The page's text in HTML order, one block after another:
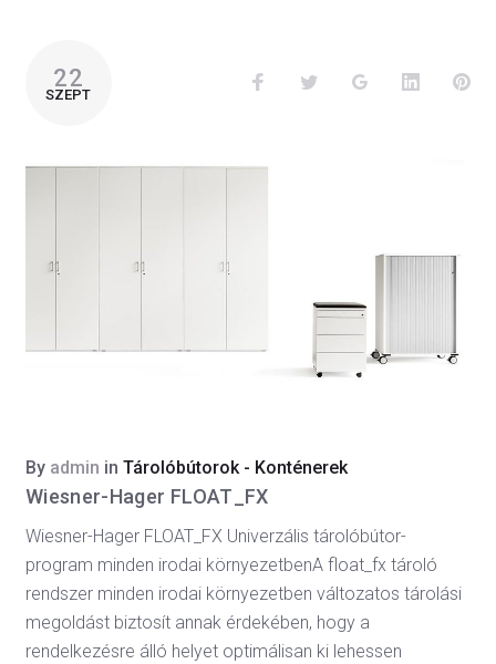
22
SZEPT
By admin in Tárolóbútorok - Konténerek
Wiesner-Hager FLOAT_FX
Wiesner-Hager FLOAT_FX Univerzális tárolóbútor-
program minden irodai környezetbenA float_fx tároló
rendszer minden irodai környezetben változatos tárolási
megoldást biztosít annak érdekében, hogy a
rendelkezésre álló helyet optimálisan ki lehessen